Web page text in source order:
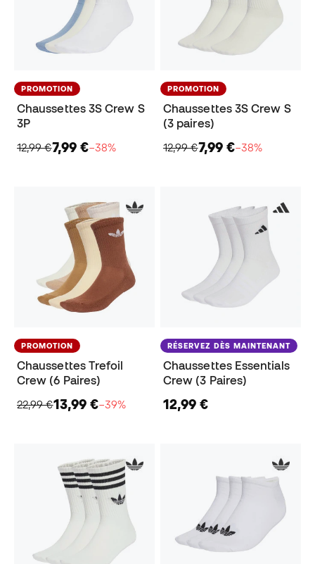
PROMOTION
Chaussettes 3S Crew S
3P
12,99 €7,99 €−38%
PROMOTION
Chaussettes 3S Crew S
(3 paires)
12,99 €7,99 €−38%
PROMOTION
Chaussettes Trefoil
Crew (6 Paires)
22,99 €13,99 €−39%
RÉSERVEZ DÈS MAINTENANT
Chaussettes Essentials
Crew (3 Paires)
12,99 €